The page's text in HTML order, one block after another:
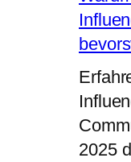
2025